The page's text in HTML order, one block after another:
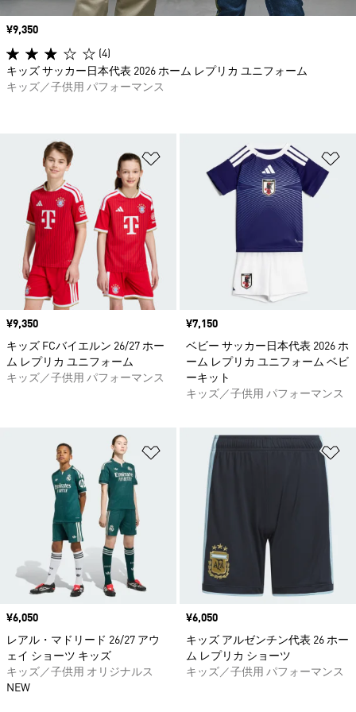
ほしいものリストに追加
価格
¥9,350
キッズ FCバイエルン 26/27 ホー
ム レプリカ ユニフォーム
キッズ／子供用 パフォーマンス
価格
¥7,150
ベビー サッカー日本代表 2026 ホ
ーム レプリカ ユニフォーム ベビ
ーキット
キッズ／子供用 パフォーマンス
ほしいものリストに追加
価格
¥6,050
レアル・マドリード 26/27 アウ
ェイ ショーツ キッズ
キッズ／子供用 オリジナルス
NEW
価格
¥6,050
キッズ アルゼンチン代表 26 ホー
ム レプリカ ショーツ
キッズ／子供用 パフォーマンス
価格
¥9,350
(4)
キッズ サッカー日本代表 2026 ホーム レプリカ ユニフォーム
キッズ／子供用 パフォーマンス